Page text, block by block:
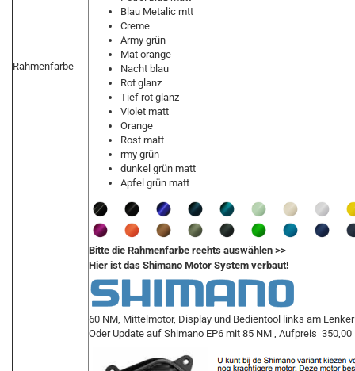
Rahmenfarbe
Blau Metalic mtt
Creme
Army grün
Mat orange
Nacht blau
Rot glanz
Tief rot glanz
Violet matt
Orange
Rost matt
rmy grün
dunkel grün matt
Apfel grün matt
Bitte die Rahmenfarbe rechts auswählen >>
Hier ist das Shimano Motor System verbaut!
60 NM, Mittelmotor, Display und Bedientool links am Lenker
Oder Update auf Shimano EP6 mit 85 NM , Aufpreis 350,00